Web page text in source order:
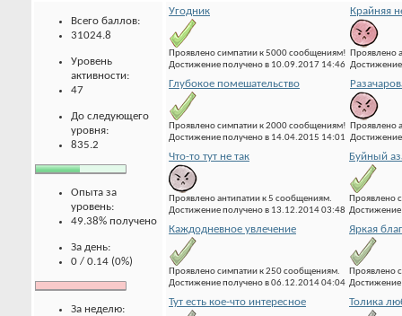
Всего баллов:
31024.8
Уровень
активности:
47
До следующего
уровня:
835.2
Опыта за
уровень:
49.38% получено
За день:
0 / 0.14 (0%)
За неделю:
Угодник
Проявлено симпатии к 5000 сообщениям!
Достижение получено в 10.09.2017 14:46
Крайняя
Проявлено
Глубокое помешательство
Проявлено симпатии к 2000 сообщениям!
Достижение получено в 14.04.2015 14:01
Проявлено
Что-то тут не так
Проявлено антипатии к 5 сообщениям.
Достижение получено в 13.12.2014 03:48
Буйный
Проявлено
Каждодневное увлечение
Проявлено симпатии к 250 сообщениям.
Достижение получено в 06.12.2014 04:04
Яркая
Проявлено
Тут есть кое-что интересное Толика